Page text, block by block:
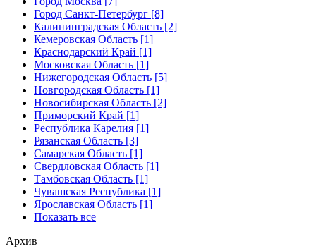
Город Санкт-Петербург [8]
Калининградская Область [2]
Кемеровская Область [1]
Краснодарский Край [1]
Московская Область [1]
Нижегородская Область [5]
Новгородская Область [1]
Новосибирская Область [2]
Приморский Край [1]
Республика Карелия [1]
Рязанская Область [3]
Самарская Область [1]
Свердловская Область [1]
Тамбовская Область [1]
Чувашская Республика [1]
Ярославская Область [1]
Показать все
Архив